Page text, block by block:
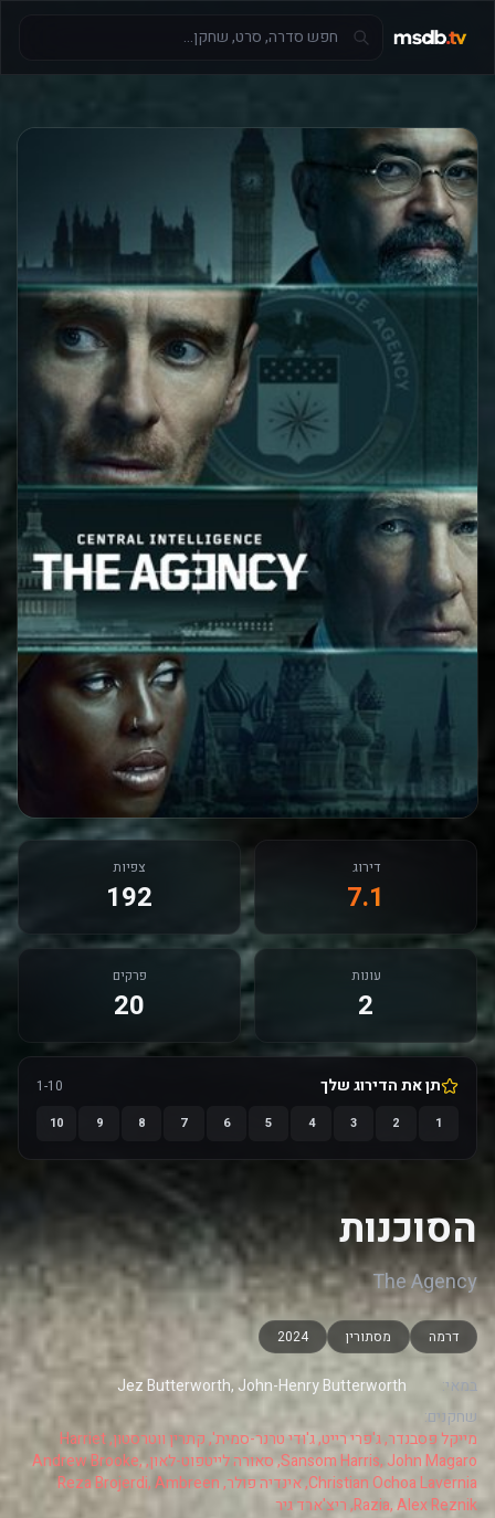
דירוג
7.1
צפיות
192
עונות
2
פרקים
20
תן את הדירוג שלך 1-10
1
2
3
4
5
6
7
8
9
10
הסוכנות
The Agency
דרמה מסתורין 2024
במאי:
Jez Butterworth, John-Henry Butterworth
שחקנים:
מייקל פסבנדר, ג'פרי רייט, ג'ודי טרנר-סמית', קתרין ווטרסטון, Harriet
Sansom Harris, John Magaro, סאורה לייטפוט-לאון, Andrew Brooke,
Christian Ochoa Lavernia, אינדיה פולר, Reza Brojerdi, Ambreen
Razia, Alex Reznik, ריצ'ארד גיר